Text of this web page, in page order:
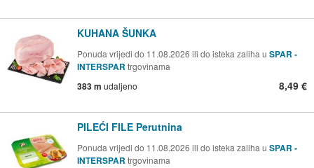
KUHANA ŠUNKA
Ponuda vrijedi do 11.08.2026 ili do isteka zaliha u SPAR -
INTERSPAR trgovinama
383 m udaljeno 8,49 €
PILEĆI FILE Perutnina
Ponuda vrijedi do 11.08.2026 ili do isteka zaliha u SPAR -
INTERSPAR trgovinama